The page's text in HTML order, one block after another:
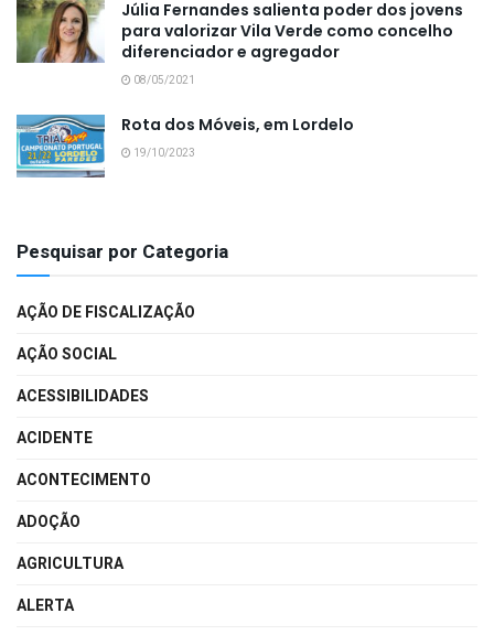
Júlia Fernandes salienta poder dos jovens
para valorizar Vila Verde como concelho
diferenciador e agregador
08/05/2021
Rota dos Móveis, em Lordelo
19/10/2023
Pesquisar por Categoria
AÇÃO DE FISCALIZAÇÃO
AÇÃO SOCIAL
ACESSIBILIDADES
ACIDENTE
ACONTECIMENTO
ADOÇÃO
AGRICULTURA
ALERTA